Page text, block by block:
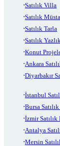
Satılık Villa
Satılık
Satılık Tarla
Satılık Yazlık
Konut
Ankara
Diyarbakır
İstanbul
Bursa
İzmir Satılık
Antalya
Mersin